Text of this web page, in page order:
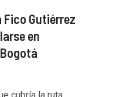
Fico Gutiérrez
en